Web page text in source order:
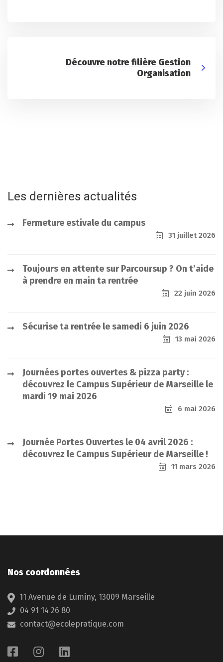
Découvre notre filière Gestion
Organisation
Les dernières actualités
Fermeture estivale du campus
31 juillet 2026
Toujours en attente sur Parcoursup ? On t’aide
à prendre en main ta rentrée
22 juin 2026
Sécurise ta rentrée le samedi 6 juin 2026
13 mai 2026
Journées portes ouvertes & pizza party :
découvrez le Campus Supérieur de Marseille le
mardi 19 mai 2026
6 mai 2026
Journée Portes Ouvertes le 04 avril 2026 :
découvrez le Campus Supérieur de Marseille !
11 mars 2026
Nos coordonnées
11 Avenue de Luminy, 13009 Marseille
04 91 14 26 80
contact@ecolepratique.com